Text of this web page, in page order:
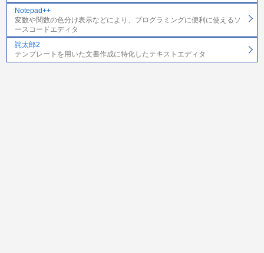
Notepad++
変数や関数の色分け表示などにより、プログラミングに便利に使えるソ
ースコードエディタ
詫太郎2
テンプレートを用いた文書作成に特化したテキストエディタ